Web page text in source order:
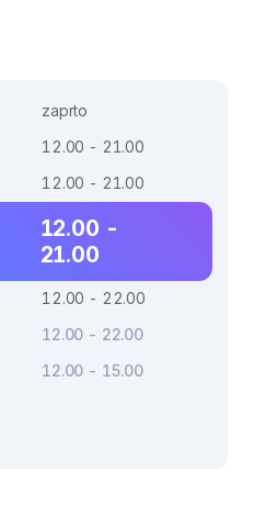
zaprto
12.00 - 21.00
12.00 - 21.00
12.00 -
21.00
12.00 - 22.00
12.00 - 22.00
12.00 - 15.00